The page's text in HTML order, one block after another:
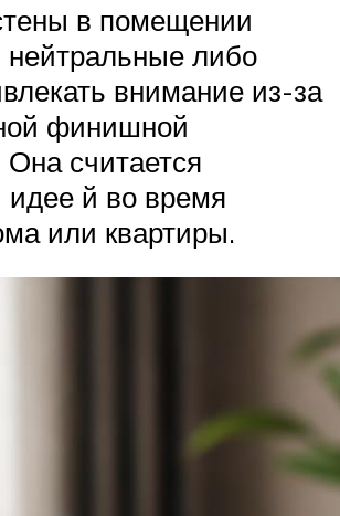
в помещении
нейтральные либо
внимание из-за
финишной
считается
идее й во время
или квартиры.